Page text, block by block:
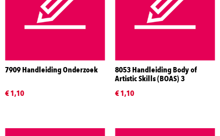
7909 Handleiding Onderzoek
€ 1,10
8053 Handleiding Body of
Artistic Skills (BOAS) 3
€ 1,10